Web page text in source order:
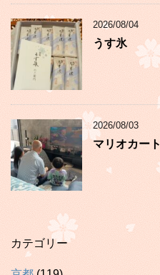
2026/08/04
うす氷
2026/08/03
マリオカート
カテゴリー